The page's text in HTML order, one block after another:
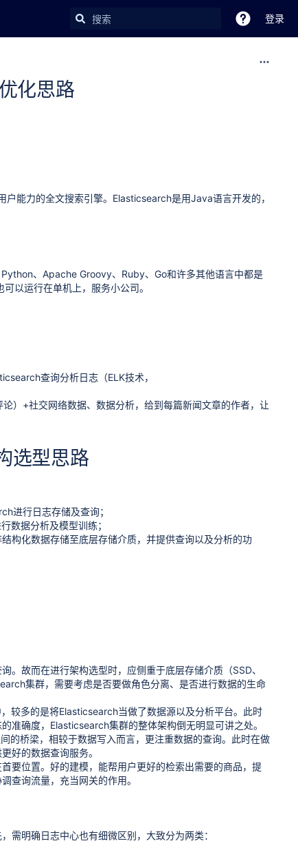
登录
化思路
能力的全文搜索引擎。Elasticsearch是用Java语言开发的，
、Apache Groovy、Ruby、Go和许多其他语言中都是
以运行在单机上，服务小公司。
查询分析日志（ELK技术，
）+社交网络数据、数据分析，给到每篇新闻文章的作者，让
选型思路
进行日志存储及查询；
数据分析及模型训练；
构化数据存储至底层存储介质，并提供查询以及分析的功
故而在进行架构选型时，应侧重于底层存储介质（SSD、
集群，需要考虑是否要做角色分离、是否进行数据的生命
较多的是将Elasticsearch当做了数据源以及分析平台。此时
准确度，Elasticsearch集群的整体架构倒无明显可讲之处。
的桥梁，相较于数据写入而言，更注重数据的查询。此时在做
好的数据查询服务。
要位置。好的建模，能帮用户更好的检索出需要的商品，提
查询流量，充当网关的作用。
需明确日志中心也有细微区别，大致分为两类：